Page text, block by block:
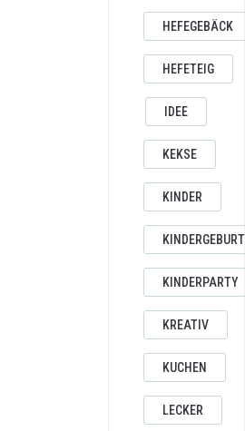
HEFEGEBÄCK
HEFETEIG
IDEE
KEKSE
KINDER
KINDERPARTY
KREATIV
KUCHEN
LECKER